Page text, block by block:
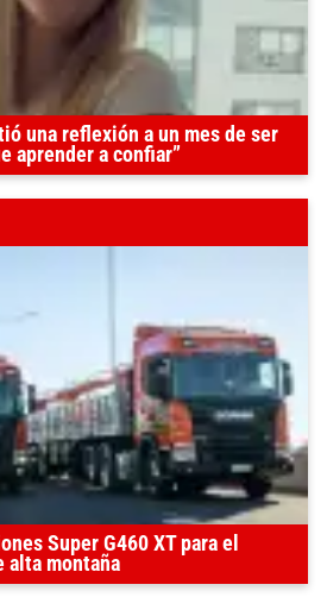
una reflexión a un mes de ser
aprender a confiar”
Super G460 XT para el
alta montaña